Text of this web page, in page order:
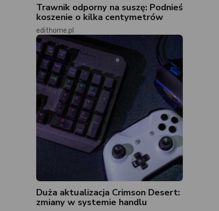
Trawnik odporny na suszę: Podnieś
koszenie o kilka centymetrów
edithome.pl
Duża aktualizacja Crimson Desert:
zmiany w systemie handlu